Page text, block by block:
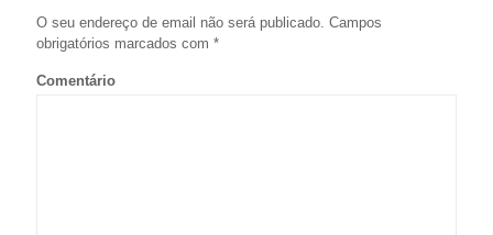
O seu endereço de email não será publicado. Campos
obrigatórios marcados com *
Comentário